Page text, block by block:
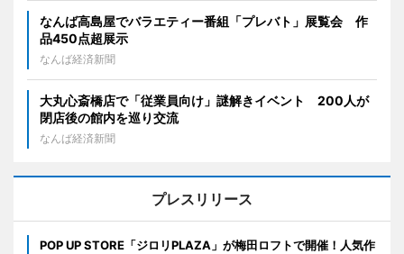
なんば高島屋でバラエティー番組「プレバト」展覧会 作
品450点超展示
なんば経済新聞
大丸心斎橋店で「従業員向け」謎解きイベント 200人が
閉店後の館内を巡り交流
なんば経済新聞
プレスリリース
POP UP STORE「ジロリPLAZA」が梅田ロフトで開催！人気作